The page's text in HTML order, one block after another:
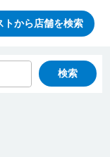
トから店舗を検索
検索